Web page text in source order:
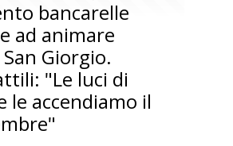
bancarelle
ad animare
Giorgio.
"Le luci di
le accendiamo il